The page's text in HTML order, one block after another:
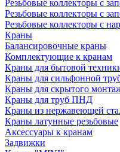
Резьбовые коллекторы с
Резьбовые коллекторы с
Резьбовые коллекторы с
Краны
Балансировочные краны
Комплектующие к кранам
Краны для бытовой
Краны для сильфонной
Краны для скрытого
Краны для труб ПНД
Краны из нержавеющей
Краны латунные резьбовые
Аксессуары к кранам
Задвижки